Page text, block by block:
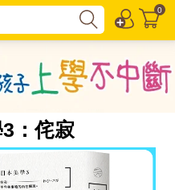
0
3：侘寂